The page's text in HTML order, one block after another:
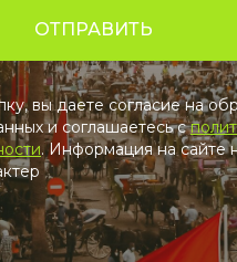
ОТПРАВИТЬ
вы даете согласие на
и соглашаетесь c
. Информация на сайте